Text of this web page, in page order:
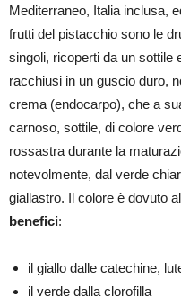
Mediterraneo, Italia inclusa,
frutti del pistacchio sono le
singoli, ricoperti da un sottile
racchiusi in un guscio duro,
crema (endocarpo), che a
carnoso, sottile, di colore
rossastra durante la
notevolmente, dal verde
giallastro. Il colore è dovuto
benefici:
il giallo dalle catechine,
il verde dalla clorofilla